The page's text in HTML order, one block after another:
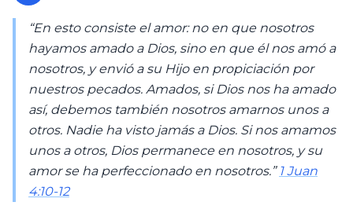
“En esto consiste el amor: no en que nosotros
hayamos amado a Dios, sino en que él nos amó a
nosotros, y envió a su Hijo en propiciación por
nuestros pecados. Amados, si Dios nos ha amado
así, debemos también nosotros amarnos unos a
otros. Nadie ha visto jamás a Dios. Si nos amamos
unos a otros, Dios permanece en nosotros, y su
amor se ha perfeccionado en nosotros.” 1 Juan
4:10-12